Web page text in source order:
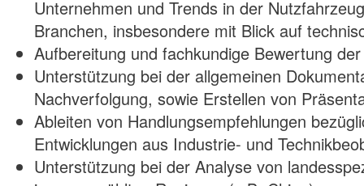
Unternehmen und Trends in der
Branchen, insbesondere mit Blick auf
Aufbereitung und fachkundige Bewertung
Unterstützung bei der allgemeinen
Nachverfolgung, sowie Erstellen von
Ableiten von Handlungsempfehlungen
Entwicklungen aus Industrie- und
Unterstützung bei der Analyse von